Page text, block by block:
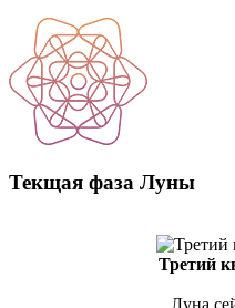
Текщая фаза Луны
Третий